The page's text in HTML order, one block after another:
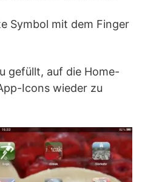
Symbol mit dem Finger
gefüllt, auf die Home-
Icons wieder zu